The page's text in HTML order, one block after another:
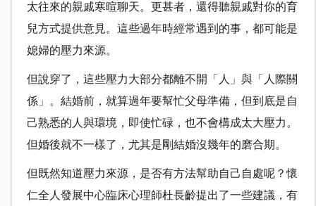
太往來的親戚寒暄聊天。更甚者，還得聽親戚對你的育
兒方式提供意見。這些過年時經常遇到的事，都可能是
媳婦的壓力來源。
但說穿了，這些壓力大部分都離不開「人」與「人際關
係」。結婚前，就算過年要幫忙父母準備，但到底是自
己熟悉的人與環境，即使忙碌，也不會構成太大壓力。
但婚後就不一樣了，尤其是剛結婚沒幾年的磨合期。
但既然知道壓力來源，是否有方法幫助自己自處呢？懷
仁全人發展中心臨床心理師杜長齡提出了一些建議，有